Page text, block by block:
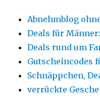
Abnehmblog
Deals für
Deals rund um
Gutscheincodes
Schnäppchen,
verrückte